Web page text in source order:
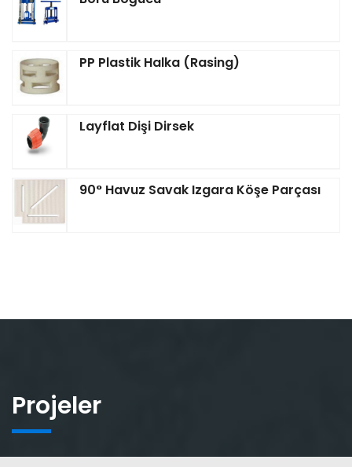
PP Plastik Halka (Rasing)
Layflat Dişi Dirsek
90° Havuz Savak Izgara Köşe Parçası
Projeler